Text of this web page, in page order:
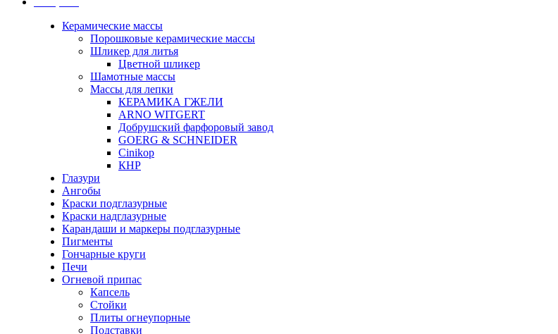
Керамические массы
Порошковые керамические массы
Шликер для литья
Цветной шликер
Шамотные массы
Массы для лепки
КЕРАМИКА ГЖЕЛИ
ARNO WITGERT
Добрушский фарфоровый завод
GOERG & SCHNEIDER
Cinikop
КНР
Глазури
Ангобы
Краски подглазурные
Краски надглазурные
Карандаши и маркеры подглазурные
Пигменты
Гончарные круги
Печи
Огневой припас
Капсель
Стойки
Плиты огнеупорные
Подставки